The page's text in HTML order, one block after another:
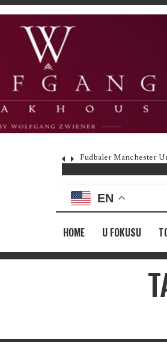
Fudbaler Manchester
EN
HOME U FOKUSU